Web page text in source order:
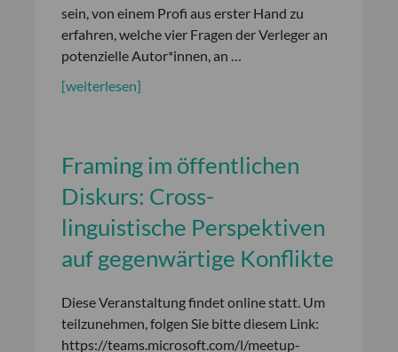
sein, von einem Profi aus erster Hand zu
erfahren, welche vier Fragen der Verleger an
potenzielle Autor*innen, an …
[weiterlesen]
Framing im öffentlichen
Diskurs: Cross-
linguistische Perspektiven
auf gegenwärtige Konflikte
Diese Veranstaltung findet online statt. Um
teilzunehmen, folgen Sie bitte diesem Link:
https://teams.microsoft.com/l/meetup-